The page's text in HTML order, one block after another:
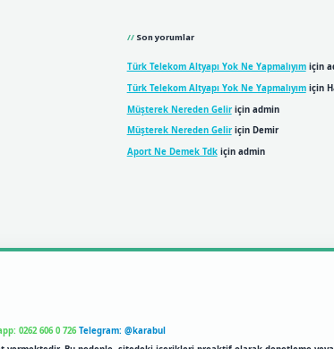
Son yorumlar
Türk Telekom Altyapı Yok Ne Yapmalıyımiçin
Türk Telekom Altyapı Yok Ne Yapmalıyımiçin
Müşterek Nereden Geliriçin admin
Müşterek Nereden Geliriçin Demir
Aport Ne Demek Tdkiçin admin
0262 606 0 726 Telegram: @karabul